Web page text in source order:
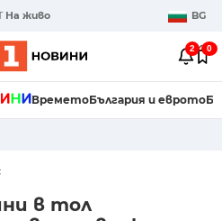
На живо BG
2 0
ВреметоБългария и еврото
в тол